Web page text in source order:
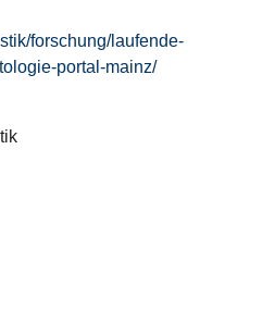
forschung/laufende-
portal-mainz/